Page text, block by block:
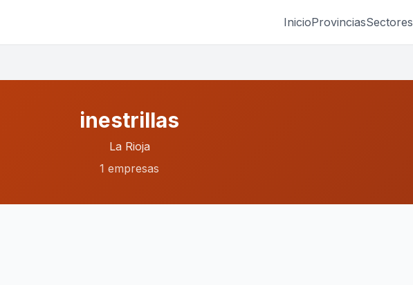
InicioProvinciasSectores
inestrillas
La Rioja
1 empresas